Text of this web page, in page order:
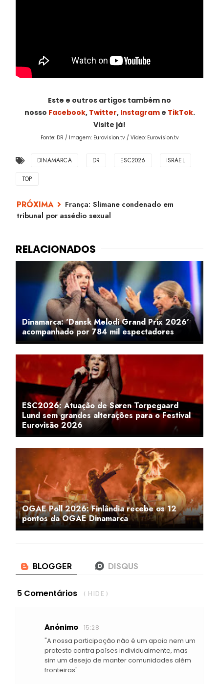
Este e outros artigos também no
nosso Facebook, Twitter, Instagrame TikTok.
Visite já!
Fonte: DR / Imagem: Eurovision.tv / Vídeo: Eurovision.tv
DINAMARCA DR ESC2026 ISRAEL
TOP
França: Slimane condenado em
tribunal por assédio sexual
Dinamarca: 'Dansk Melodi Grand Prix 2026'
acompanhado por 784 mil espectadores
ESC2026: Atuação de Søren Torpegaard
Lund sem grandes alterações para o Festival
Eurovisão 2026
OGAE Poll 2026: Finlândia recebe os 12
pontos da OGAE Dinamarca
5 Comentários ( HIDE )
Anónimo 15:28
"A nossa participação não é um apoio nem um
protesto contra países individualmente, mas
sim um desejo de manter comunidades além
fronteiras"